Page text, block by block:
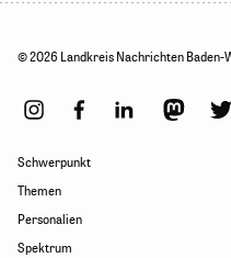
Schwerpunkt
Themen
Personalien
Spektrum
© 2026 Landkreis Nachrichten Baden-